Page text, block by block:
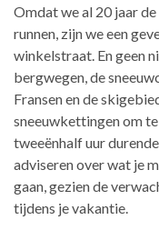
Omdat we al 20 jaar
runnen, zijn we een
winkelstraat. En geen
bergwegen, de
Fransen en de
sneeuwkettingen om
tweeënhalf uur
adviseren over wat je
gaan, gezien de
tijdens je vakantie.